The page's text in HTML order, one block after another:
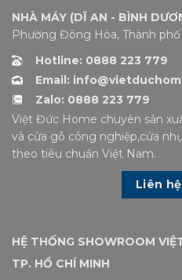
NHÀ MÁY (DĨ AN - BÌNH
Phường Đông Hòa, Thành
Hotline: 0888 223 779
Email:
Zalo: 0888 223 779
Việt Đức Home chuyên sản
và cửa gỗ công nghiệp,cửa
theo tiêu chuẩn Việt Nam.
Liên
HỆ THỐNG SHOWROOM
TP. HỒ CHÍ MINH